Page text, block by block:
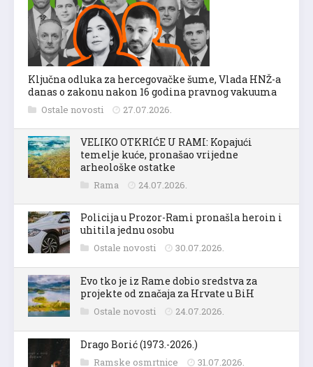
Ključna odluka za hercegovačke šume, Vlada HNŽ-a
danas o zakonu nakon 16 godina pravnog vakuuma
Ostale novosti 27.07.2026.
VELIKO OTKRIĆE U RAMI: Kopajući
temelje kuće, pronašao vrijedne
arheološke ostatke
Rama 24.07.2026.
Policija u Prozor-Rami pronašla heroin i
uhitila jednu osobu
Ostale novosti 30.07.2026.
Evo tko je iz Rame dobio sredstva za
projekte od značaja za Hrvate u BiH
Ostale novosti 24.07.2026.
Drago Borić (1973.-2026.)
Ramske osmrtnice 31.07.2026.